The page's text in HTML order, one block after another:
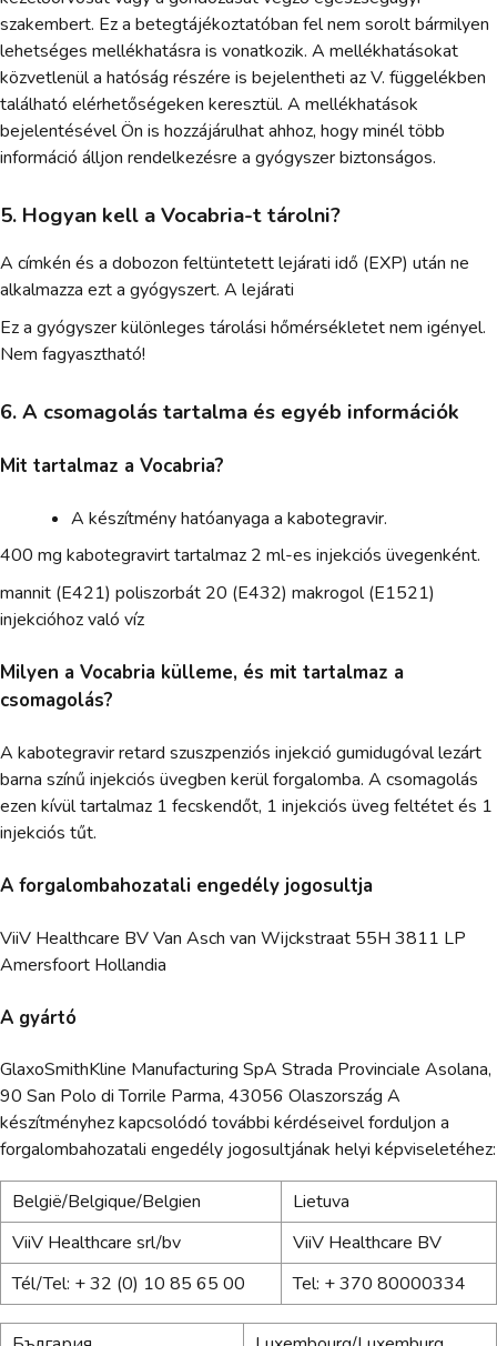
szakembert. Ez a betegtájékoztatóban fel nem sorolt bármilyen
lehetséges mellékhatásra is vonatkozik. A mellékhatásokat
közvetlenül a hatóság részére is bejelentheti az V. függelékben
található elérhetőségeken keresztül. A mellékhatások
bejelentésével Ön is hozzájárulhat ahhoz, hogy minél több
információ álljon rendelkezésre a gyógyszer biztonságos.
5. Hogyan kell a Vocabria-t tárolni?
A címkén és a dobozon feltüntetett lejárati idő (EXP) után ne
alkalmazza ezt a gyógyszert. A lejárati
Ez a gyógyszer különleges tárolási hőmérsékletet nem igényel.
Nem fagyasztható!
6. A csomagolás tartalma és egyéb információk
Mit tartalmaz a Vocabria?
A készítmény hatóanyaga a kabotegravir.
400 mg kabotegravirt tartalmaz 2 ml-es injekciós üvegenként.
mannit (E421) poliszorbát 20 (E432) makrogol (E1521)
injekcióhoz való víz
Milyen a Vocabria külleme, és mit tartalmaz a
csomagolás?
A kabotegravir retard szuszpenziós injekció gumidugóval lezárt
barna színű injekciós üvegben kerül forgalomba. A csomagolás
ezen kívül tartalmaz 1 fecskendőt, 1 injekciós üveg feltétet és 1
injekciós tűt.
A forgalombahozatali engedély jogosultja
ViiV Healthcare BV Van Asch van Wijckstraat 55H 3811 LP
Amersfoort Hollandia
A gyártó
GlaxoSmithKline Manufacturing SpA Strada Provinciale Asolana,
90 San Polo di Torrile Parma, 43056 Olaszország A
készítményhez kapcsolódó további kérdéseivel forduljon a
forgalombahozatali engedély jogosultjának helyi képviseletéhez:
België/Belgique/Belgien
Lietuva
ViiV Healthcare srl/bv
ViiV Healthcare BV
Tél/Tel: + 32 (0) 10 85 65 00
Tel: + 370 80000334